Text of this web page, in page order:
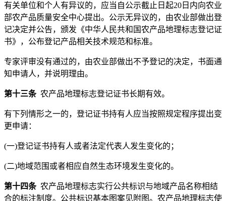
有关单位和个人有异议的，应当自公示截止日起20日内向农业
部农产品质量安全中心提出。公示无异议的，由农业部做出登
记决定并公告，颁发《中华人民共和国农产品地理标志登记证
书》，公布登记产品相关技术规范和标准。
专家评审没有通过的，由农业部做出不予登记的决定，书面通
知申请人，并说明理由。
第十三条农产品地理标志登记证书长期有效。
有下列情形之一的，登记证书持有人应当按照规定程序提出变
更申请：
(一)登记证书持有人或者法定代表人发生变化的；
(二)地域范围或者相应自然生态环境发生变化的。
第十四条农产品地理标志实行公共标识与地域产品名称相结
合的标注制度。公共标识基本图案见附图。农产品地理标志使